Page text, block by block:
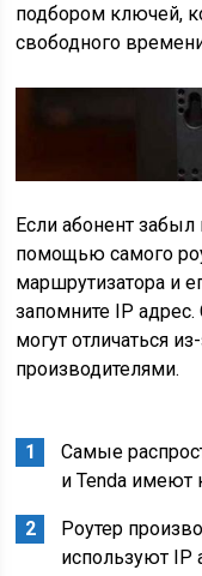
подбором ключей,
свободного
Если абонент
помощью самого
маршрутизатора и
запомните IP
могут отличаться
производителями.
Самые
и Tenda имеют
Роутер
используют IP